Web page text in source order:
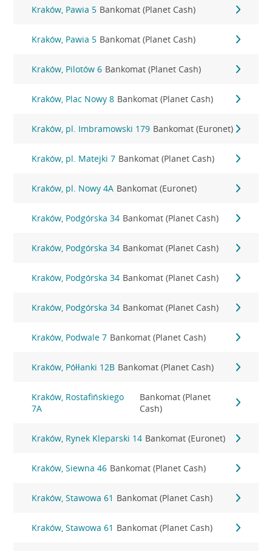
Kraków, Pawia 5 Bankomat (Planet Cash)
Kraków, Pawia 5 Bankomat (Planet Cash)
Kraków, Pilotów 6 Bankomat (Planet Cash)
Kraków, Plac Nowy 8 Bankomat (Planet Cash)
Kraków, pl. Imbramowski 179 Bankomat (Euronet)
Kraków, pl. Matejki 7 Bankomat (Planet Cash)
Kraków, pl. Nowy 4A Bankomat (Euronet)
Kraków, Podgórska 34 Bankomat (Planet Cash)
Kraków, Podgórska 34 Bankomat (Planet Cash)
Kraków, Podgórska 34 Bankomat (Planet Cash)
Kraków, Podgórska 34 Bankomat (Planet Cash)
Kraków, Podwale 7 Bankomat (Planet Cash)
Kraków, Półłanki 12B Bankomat (Planet Cash)
Kraków, Rostafińskiego
7A
Bankomat (Planet
Cash)
Kraków, Rynek Kleparski 14 Bankomat (Euronet)
Kraków, Siewna 46 Bankomat (Planet Cash)
Kraków, Stawowa 61 Bankomat (Planet Cash)
Kraków, Stawowa 61 Bankomat (Planet Cash)